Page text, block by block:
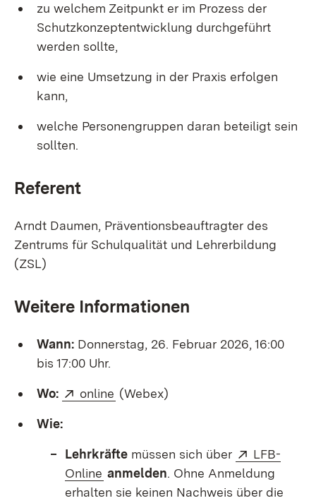
zu welchem Zeitpunkt er im Prozess der
Schutzkonzeptentwicklung durchgeführt
werden sollte,
wie eine Umsetzung in der Praxis erfolgen
kann,
welche Personengruppen daran beteiligt sein
sollten.
Referent
Arndt Daumen, Präventionsbeauftragter des
Zentrums für Schulqualität und Lehrerbildung
(ZSL)
Weitere Informationen
Wann: Donnerstag, 26. Februar 2026, 16:00
bis 17:00 Uhr.
Wo: Extern:
online (Öffnet in neuem Fenster)
(Webex)
Wie:
Lehrkräfte müssen sich über Extern:
LFB-
Online (Öffnet in neuem Fenster)
anmelden. Ohne Anmeldung
erhalten sie keinen Nachweis über die